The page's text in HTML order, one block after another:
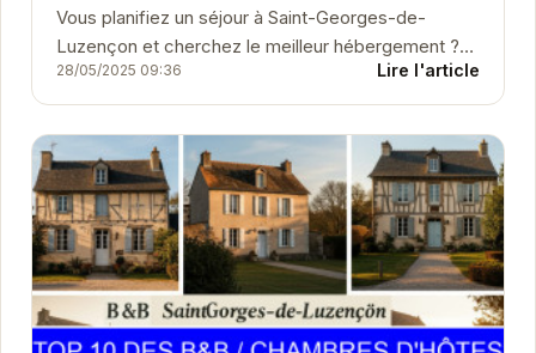
Vous planifiez un séjour à Saint-Georges-de-
Luzençon et cherchez le meilleur hébergement ?
Que vous soyez à la recherche d'un hôtel
confortable, d'un...
28/05/2025 09:36 Lire l'article